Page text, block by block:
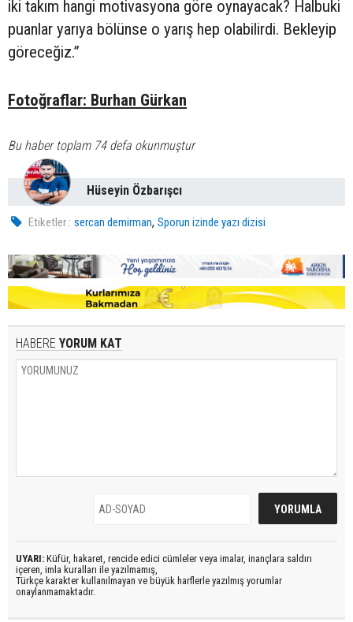
iki takım hangi motivasyona göre oynayacak? Halbuki
puanlar yarıya bölünse o yarış hep olabilirdi. Bekleyip
göreceğiz.”
Fotoğraflar: Burhan Gürkan
Bu haber toplam 74 defa okunmuştur
Hüseyin Özbarışcı
Etiketler : sercan demirman,Sporun izinde yazı dizisi
HABERE YORUM KAT
UYARI: Küfür, hakaret, rencide edici cümleler veya imalar, inançlara saldırı
içeren, imla kuralları ile yazılmamış,
Türkçe karakter kullanılmayan ve büyük harflerle yazılmış yorumlar
onaylanmamaktadır.